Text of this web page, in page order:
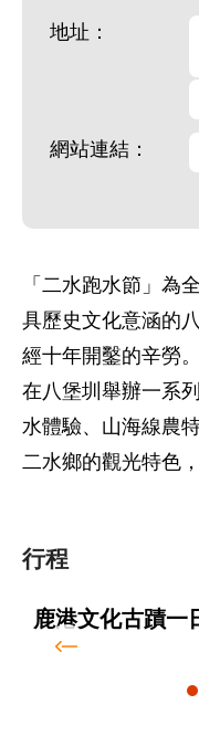
地址：
網站連結：
「二水跑水節」為
具歷史文化意涵的
經十年開鑿的辛勞
在八堡圳舉辦一系
水體驗、山海線農
二水鄉的觀光特色
行程
鹿港文化古蹟一